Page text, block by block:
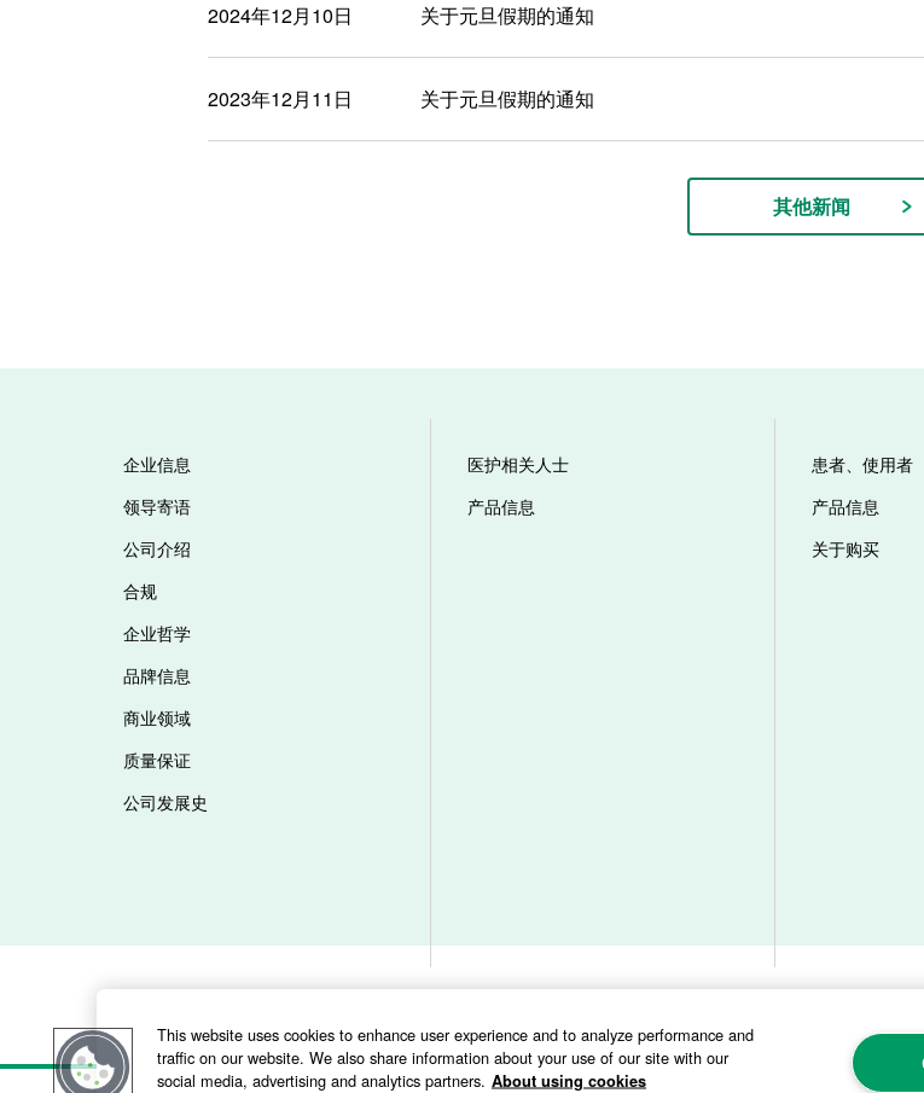
2024年12月10日 关于元旦假期的通知
2023年12月11日 关于元旦假期的通知
其他新闻
企业信息
领导寄语
公司介绍
合规
企业哲学
品牌信息
商业领域
质量保证
公司发展史
医护相关人士
产品信息
患者、使用者
产品信息
关于购买
This website uses cookies to enhance user experience and to analyze performance and
traffic on our website. We also share information about your use of our site with our
social media, advertising and analytics partners. About using cookies